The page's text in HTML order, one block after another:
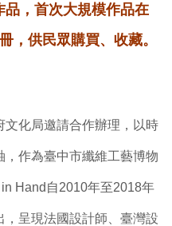
，首次大規模作品在
，供民眾購買、收藏。
化局邀請合作辦理，以時
作為臺中市纖維工藝博物
Hand自2010年至2018年
呈現法國設計師、臺灣設